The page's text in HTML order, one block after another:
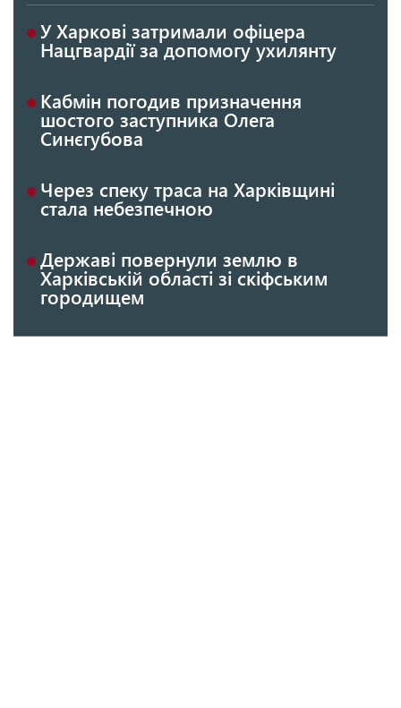
У Харкові затримали офіцера
Нацгвардії за допомогу ухилянту
Кабмін погодив призначення
шостого заступника Олега
Синєгубова
Через спеку траса на Харківщині
стала небезпечною
Державі повернули землю в
Харківській області зі скіфським
городищем